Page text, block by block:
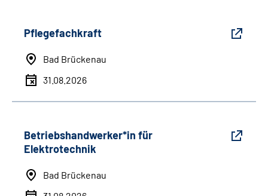
Pflegefachkraft
Bad Brückenau
31.08.2026
Betriebshandwerker*in für
Elektrotechnik
Bad Brückenau